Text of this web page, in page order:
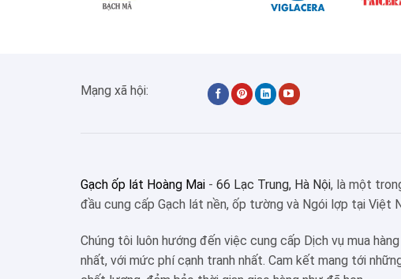
Mạng xã hội:
Gạch ốp lát Hoàng Mai - 66 Lạc Trung, Hà Nội, là một
đầu cung cấp Gạch lát nền, ốp tường và Ngói lợp tại Việt
Chúng tôi luôn hướng đến việc cung cấp Dịch vụ mua
nhất, với mức phí cạnh tranh nhất. Cam kết mang tới